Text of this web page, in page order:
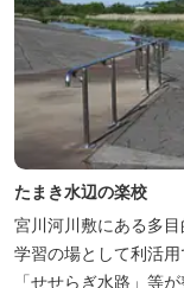
たまき水辺の楽校
宮川河川敷にある多
学習の場として利活
「せせらぎ水路」等が整備されて